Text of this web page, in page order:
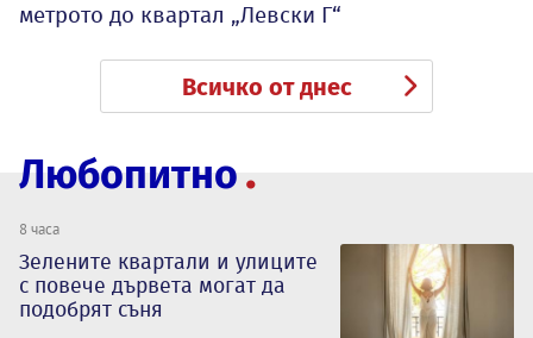
метрото до квартал „Левски Г“
Всичко от днес
Любопитно
8 часа
Зелените квартали и улиците
с повече дървета могат да
подобрят съня